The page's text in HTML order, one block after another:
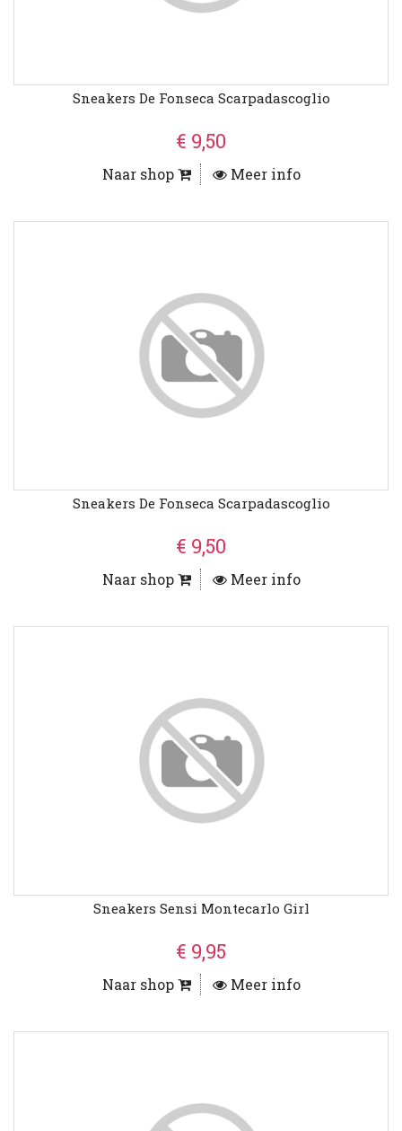
Sneakers De Fonseca Scarpadascoglio
€ 9,50
Naar shop Meer info
Sneakers De Fonseca Scarpadascoglio
€ 9,50
Naar shop Meer info
Sneakers Sensi Montecarlo Girl
€ 9,95
Naar shop Meer info